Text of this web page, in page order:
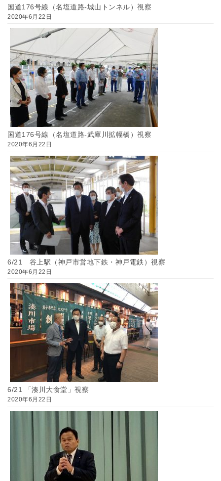
国道176号線（名塩道路-城山トンネル）視察
2020年6月22日
国道176号線（名塩道路-武庫川拡幅橋）視察
2020年6月22日
6/21 谷上駅（神戸市営地下鉄・神戸電鉄）視察
2020年6月22日
6/21 「湊川大食堂」視察
2020年6月22日